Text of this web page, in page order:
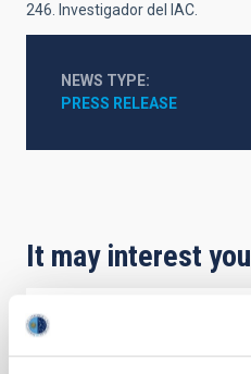
246. Investigador del IAC.
NEWS TYPE
PRESS RELEASE
It may interest you